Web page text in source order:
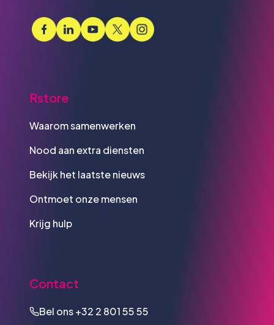
Rstore
Waarom samenwerken
Nood aan extra diensten
Bekijk het laatste nieuws
Ontmoet onze mensen
Krijg hulp
Contact
Bel ons+32 2 801 55 55